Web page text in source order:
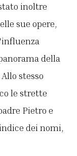
inoltre
sue opere,
della
stesso
le strette
Pietro e
dei nomi,